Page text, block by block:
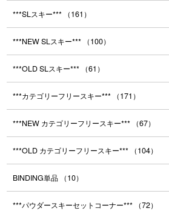
***SLスキー*** （161）
***NEW SLスキー*** （100）
***OLD SLスキー*** （61）
***カテゴリーフリースキー*** （171）
***NEW カテゴリーフリースキー*** （67）
***OLD カテゴリーフリースキー*** （104）
BINDING単品 （10）
***パウダースキーセットコーナー*** （72）